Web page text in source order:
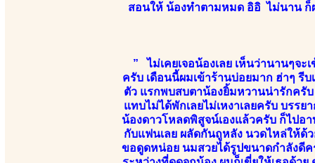
สอนให้ น้องทำตามหมด อิอิ ไม่นาน ก็
” ไม่เคยเจอน้องเลย เห็นว่านานๆจ
ครับ เดือนนี้ผมเข้าร้านบ่อยมาก ฮ่าๆ รีบ
ตัว แรกพบสบตาน้องยิ้มหวานน่ารักครั
แทบไม่ได้พักเลยไม่เหงาเลยครับ บรร
น้องดาวโหลดพิสูจน์เองแล้วครับ ก็ไปอ
กับแฟนเลย ผลัดกันถูหลัง นวดไหล่ให้ด้ว
ขอดูดหน่อย นมสวยได้รูปขนาดกำลังดีค